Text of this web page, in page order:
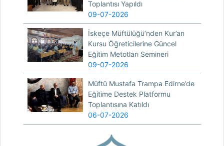
Toplantısı Yapıldı
09-07-2026
İskeçe Müftülüğü’nden Kur’an
Kursu Öğreticilerine Güncel
Eğitim Metotları Semineri
09-07-2026
Müftü Mustafa Trampa Edirne’de
Eğitime Destek Platformu
Toplantısına Katıldı
06-07-2026